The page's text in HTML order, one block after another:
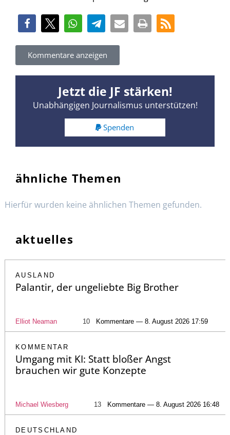
Kommentare anzeigen
Jetzt die JF stärken!
Unabhängigen Journalismus unterstützen!
Spenden
ähnliche Themen
Hierfür wurden keine ähnlichen Themen gefunden.
aktuelles
AUSLAND
Palantir, der ungeliebte Big Brother
Elliot Neaman 10 Kommentare — 8. August 2026 17:59
KOMMENTAR
Umgang mit KI: Statt bloßer Angst
brauchen wir gute Konzepte
Michael Wiesberg 13 Kommentare — 8. August 2026 16:48
DEUTSCHLAND